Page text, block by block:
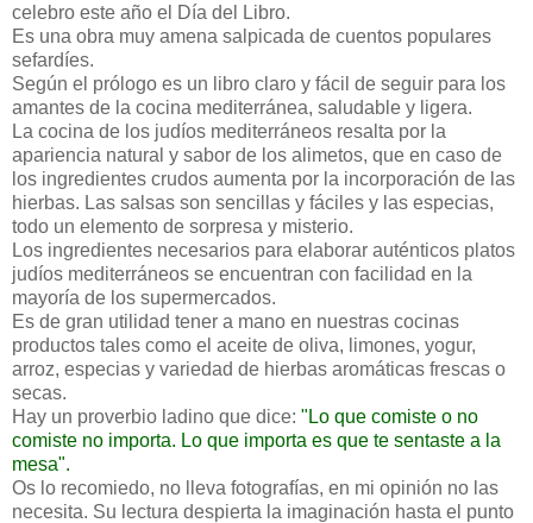
celebro este año el Día del Libro.
Es una obra muy amena salpicada de cuentos populares
sefardíes.
Según el prólogo es un libro claro y fácil de seguir para los
amantes de la cocina mediterránea, saludable y ligera.
La cocina de los judíos mediterráneos resalta por la
apariencia natural y sabor de los alimetos, que en caso de
los ingredientes crudos aumenta por la incorporación de las
hierbas. Las salsas son sencillas y fáciles y las especias,
todo un elemento de sorpresa y misterio.
Los ingredientes necesarios para elaborar auténticos platos
judíos mediterráneos se encuentran con facilidad en la
mayoría de los supermercados.
Es de gran utilidad tener a mano en nuestras cocinas
productos tales como el aceite de oliva, limones, yogur,
arroz, especias y variedad de hierbas aromáticas frescas o
secas.
Hay un proverbio ladino que dice: "Lo que comiste o no
comiste no importa. Lo que importa es que te sentaste a la
mesa".
Os lo recomiedo, no lleva fotografías, en mi opinión no las
necesita. Su lectura despierta la imaginación hasta el punto